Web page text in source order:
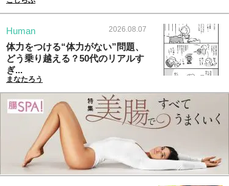
Human 2026.08.07
体力をつける“体力がない”問題、
どう乗り越える？50代のリアルす
ぎ...
まなたろう